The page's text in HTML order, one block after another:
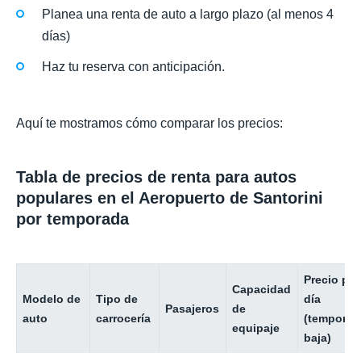
Planea una renta de auto a largo plazo (al menos 4
días)
Haz tu reserva con anticipación.
Aquí te mostramos cómo comparar los precios:
Tabla de precios de renta para autos
populares en el Aeropuerto de Santorini
por temporada
Modelo de
auto
Tipo de
carrocería
Pasajeros
Capacidad
de
equipaje
Precio por
día
baja)